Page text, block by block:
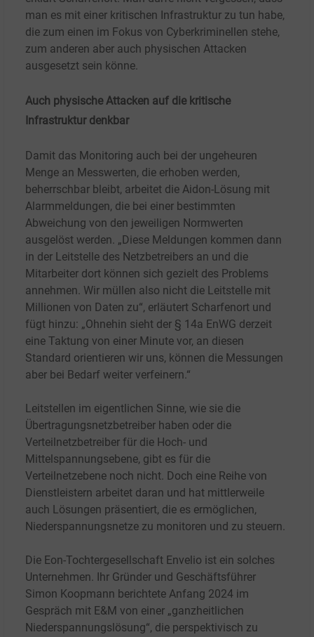
man es mit einer kritischen Infrastruktur zu tun habe,
die zum einen im Fokus von Cyberkriminellen stehe,
zum anderen aber auch physischen Attacken
ausgesetzt sein könne.
Auch physische Attacken auf die kritische
Infrastruktur denkbar
Damit das Monitoring auch bei der ungeheuren
Menge an Messwerten, die erhoben werden,
beherrschbar bleibt, arbeitet die Aidon-Lösung mit
Alarmmeldungen, die bei einer bestimmten
Abweichung von den jeweiligen Normwerten
ausgelöst werden. „Diese Meldungen kommen dann
in der Leitstelle des Netzbetreibers an und die
Mitarbeiter dort können sich gezielt des Problems
annehmen. Wir müllen also nicht die Leitstelle mit
Millionen von Daten zu“, erläutert Scharfenort und
fügt hinzu: „Ohnehin sieht der § 14a EnWG derzeit
eine Taktung von einer Minute vor, an diesen
Standard orientieren wir uns, können die Messungen
aber bei Bedarf weiter verfeinern.“
Leitstellen im eigentlichen Sinne, wie sie die
Übertragungsnetzbetreiber haben oder die
Verteilnetzbetreiber für die Hoch- und
Mittelspannungsebene, gibt es für die
Verteilnetzebene noch nicht. Doch eine Reihe von
Dienstleistern arbeitet daran und hat mittlerweile
auch Lösungen präsentiert, die es ermöglichen,
Niederspannungsnetze zu monitoren und zu steuern.
Die Eon-Tochtergesellschaft Envelio ist ein solches
Unternehmen. Ihr Gründer und Geschäftsführer
Simon Koopmann berichtete Anfang 2024 im
Gespräch mit E&M von einer „ganzheitlichen
Niederspannungslösung“, die perspektivisch zu